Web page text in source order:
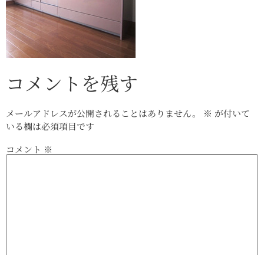
コメントを残す
メールアドレスが公開されることはありません。 ※ が付いて
いる欄は必須項目です
コメント ※